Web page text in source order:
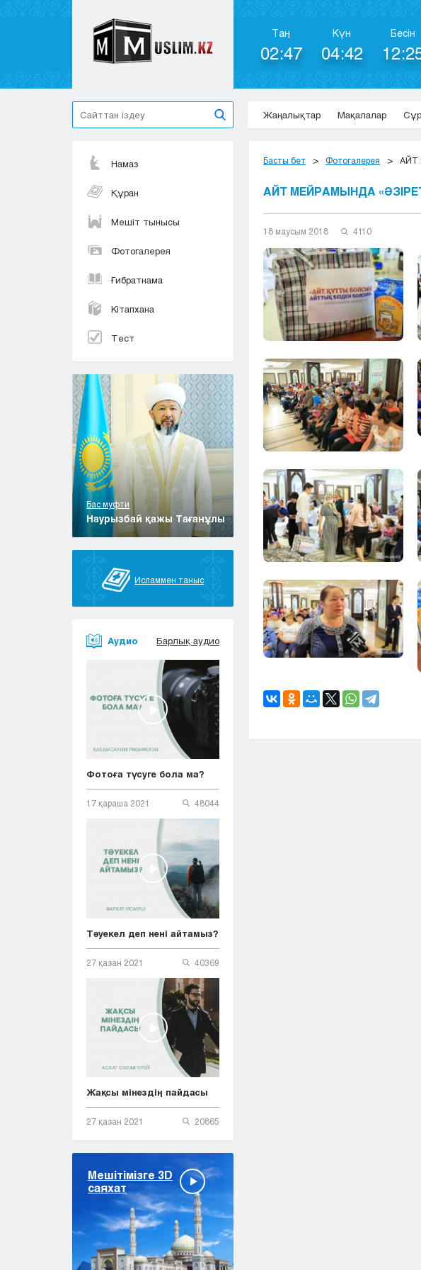
Таң
02:47
Күн
04:42
Бесін
Жаңалықтар Мақалалар
Намаз
Құран
Мешіт тынысы
Фотогалерея
Ғибратнама
Кітапхана
Тест
Бас муфти
Наурызбай қажы Тағанұлы
Исламмен таныс
Аудио Барлық аудио
Фотоға түсуге бола ма?
17 қараша 2021 48044
Тәуекел деп нені айтамыз?
27 қазан 2021 40369
Жақсы мінездің пайдасы
27 қазан 2021 20865
Мешітімізге 3D
саяхат
Басты бет Фотогалерея АЙТ
АЙТ МЕЙРАМЫНДА
18 маусым 2018 4110